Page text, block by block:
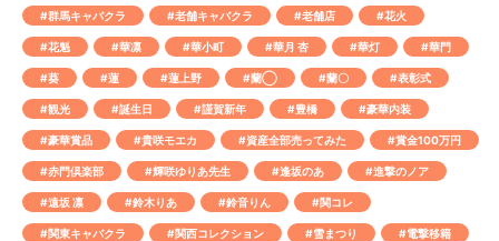
#群馬キャバクラ #老舗キャバクラ #老舗店 #花火
#花魁 #華凛 #華小町 #華月 杏 #華灯 #華門
#葵 #蓮 #蓮上野 #蘭◯ #蘭〇 #表彰式
#観光 #誕生日 #謹賀新年 #豊橋 #豪華内装
#豪華賞品 #貴咲モエカ #資産全部売ってみた #賞金100万円
#赤門倶楽部 #輝咲ゆりあ先生 #逢坂のあ #進撃のノア
#遠坂 凛 #鈴木りあ #鈴音りん #関コレ
#関東キャバクラ #関西コレクション #雪まつり #電撃移籍